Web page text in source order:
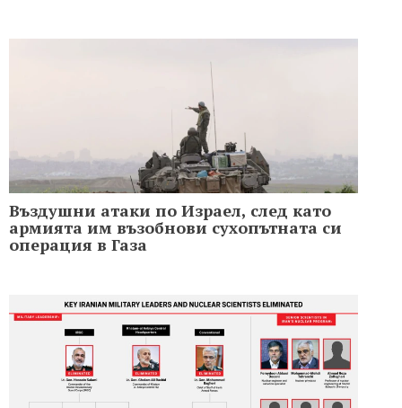
Въздушни атаки по Израел, след като
армията им възобнови сухопътната си
операция в Газа